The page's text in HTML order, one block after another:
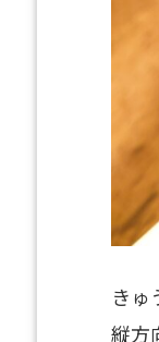
きゅ
縦方